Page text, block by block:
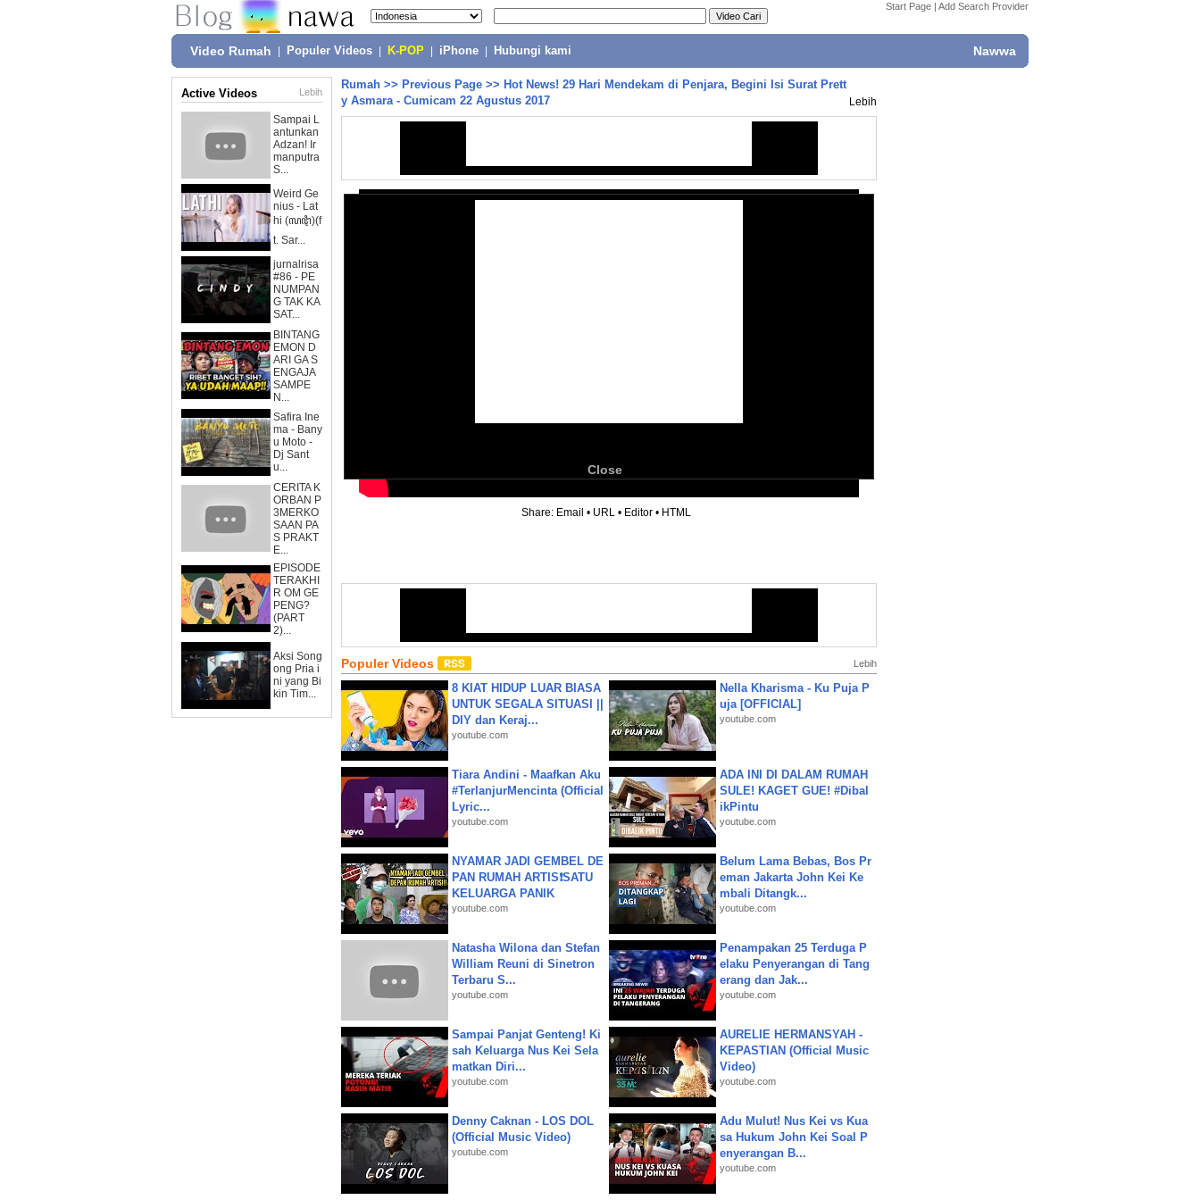
Start Page | Add Search Provider
Video Rumah Populer Videos K-POP iPhone Hubungi kami Nawwa
Active Videos Lebih
Sampai L
antunkan
Adzan! Ir
manputra
S...
Weird Ge
nius - Lat
hi (ꦭꦛꦶ)(f
t. Sar...
jurnalrisa
#86 - PE
NUMPAN
G TAK KA
SAT...
BINTANG
EMON D
ARI GA S
ENGAJA
SAMPE
N...
Safira Ine
ma - Bany
u Moto -
Dj Sant
u...
CERITA K
ORBAN P
3MERKO
SAAN PA
S PRAKT
E...
EPISODE
TERAKHI
R OM GE
PENG?
(PART
2)...
Aksi Song
ong Pria i
ni yang Bi
kin Tim...
Rumah >> Previous Page >> Hot News! 29 Hari Mendekam di Penjara, Begini Isi Surat Prett
y Asmara - Cumicam 22 Agustus 2017
Lebih
Close
Share: Email • URL • Editor • HTML
Populer Videos Lebih
8 KIAT HIDUP LUAR BIASA
UNTUK SEGALA SITUASI ||
DIY dan Keraj...
youtube.com
Nella Kharisma - Ku Puja P
uja [OFFICIAL]
youtube.com
Tiara Andini - Maafkan Aku
#TerlanjurMencinta (Official
Lyric...
youtube.com
ADA INI DI DALAM RUMAH
SULE! KAGET GUE! #Dibal
ikPintu
youtube.com
NYAMAR JADI GEMBEL DE
PAN RUMAH ARTIS❗SATU
KELUARGA PANIK
youtube.com
Belum Lama Bebas, Bos Pr
eman Jakarta John Kei Ke
mbali Ditangk...
youtube.com
Natasha Wilona dan Stefan
William Reuni di Sinetron
Terbaru S...
youtube.com
Penampakan 25 Terduga P
elaku Penyerangan di Tang
erang dan Jak...
youtube.com
Sampai Panjat Genteng! Ki
sah Keluarga Nus Kei Sela
matkan Diri...
youtube.com
AURELIE HERMANSYAH -
KEPASTIAN (Official Music
Video)
youtube.com
Denny Caknan - LOS DOL
(Official Music Video)
youtube.com
Adu Mulut! Nus Kei vs Kua
sa Hukum John Kei Soal P
enyerangan B...
youtube.com